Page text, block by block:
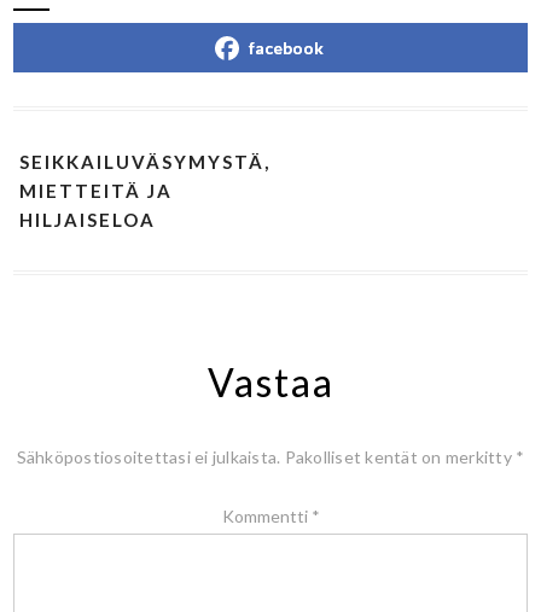
facebook
SEIKKAILUVÄSYMYSTÄ,
MIETTEITÄ JA
HILJAISELOA
Vastaa
Sähköpostiosoitettasi ei julkaista. Pakolliset kentät on merkitty *
Kommentti *